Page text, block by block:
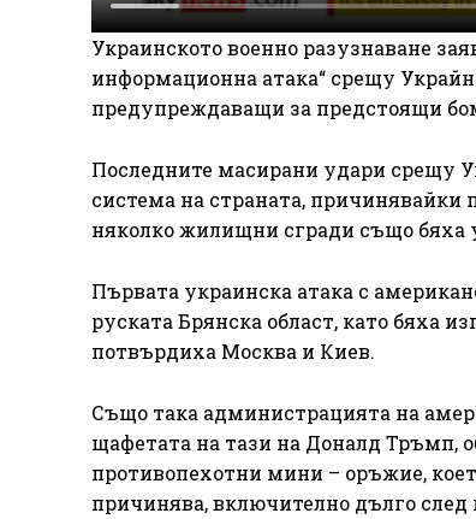
Украинското военно разузнаване
информационна атака“ срещу
предупреждаващи за предстоящи
Последните масирани удари срещу
система на страната, причинявайки
няколко жилищни сгради също бяха
Първата украинска атака с
руската Брянска област, като бяха
потвърдиха Москва и Киев.
Също така администрацията на
щафетата на тази на Доналд Тръмп,
противопехотни мини – оръжие,
причинява, включително дълго